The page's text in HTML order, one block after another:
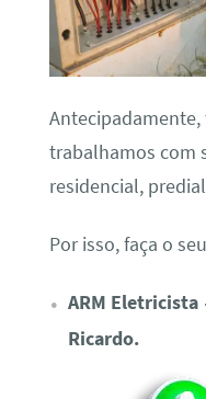
trabalhamos com
residencial,
Por isso, faça o
ARM Eletricista
Ricardo.